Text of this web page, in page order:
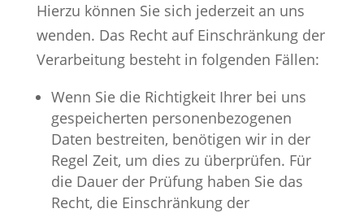
Hierzu können Sie sich jederzeit an uns
wenden. Das Recht auf Einschränkung der
Verarbeitung besteht in folgenden Fällen:
Wenn Sie die Richtigkeit Ihrer bei uns
gespeicherten personenbezogenen
Daten bestreiten, benötigen wir in der
Regel Zeit, um dies zu überprüfen. Für
die Dauer der Prüfung haben Sie das
Recht, die Einschränkung der